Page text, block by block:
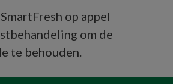
op appel
om de
te behouden.